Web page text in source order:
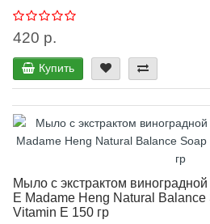
420 р.
Купить
Мыло с экстрактом
Е Madame Heng Natural Balance
Vitamin E 150 гр